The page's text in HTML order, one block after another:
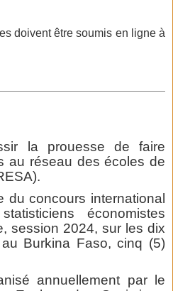
doivent être soumis en ligne à
la prouesse de faire
au réseau des écoles de
du concours international
économistes
session 2024, sur les dix
Burkina Faso, cinq (5)
annuellement par le